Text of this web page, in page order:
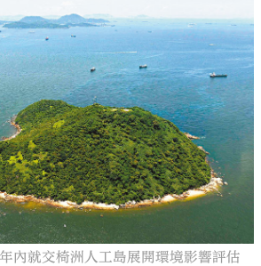
內就交椅洲人工島展開環境影響評估